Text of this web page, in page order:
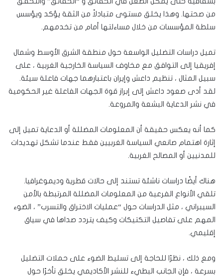
من صحتها. وهذا يخلق مستوى متبادلاً من الثقة يؤكد ويؤسس
سلطة المؤسسات من خلال مساءلتها أمام من تخدمهم.
تميل دراسات التضليل الواسعة حول منطقة الشرق الأوسط وشمال
إفريقيا إلى التوافق مع مخاوف السياسة الخارجية الغربية ، على
سبيل المثال ، تنظيم داعش وإيران باعتبارهما جهات فاعلة سيئة.
لقد أدى صعود داعش إلى إبراز قوة الجهات الفاعلة غير الحكومية
في نشر الدعاية البشعة والمروعة.
كما أنه يعكس حقيقة أن المعلومات المضللة أو الدعاية تميل إلى
إثارة اهتمام صانعي السياسة الغربيين فقط عندما تشكل تهديدات
للمدنيين أو المصالح الغربية.
هناك أيضًا دراسات ناشئة تستند إلى حالات قطرية وديموغرافيا.
تلقي الأنواع الفرعية من المعلومات المضللة المرتبطة بالأمن
السيبراني ، مثل الدراسات حول “عمليات الاختراق والتسرب” ، الضوء
المهم على تفاصيل التكتيكات وكيف يتردد صداها في سياق
إقليمي.
ومع ذلك ، نظرًا للحاجة إلى تسليط الضوء على حملات التضليل
بسرعة ، فإن الجانب البطيء للنشر الأكاديمي يخلق تأخرًا حول